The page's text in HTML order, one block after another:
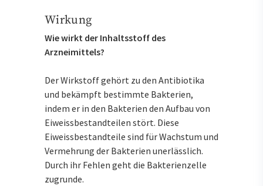
Wirkung
Wie wirkt der Inhaltsstoff des
Arzneimittels?
Der Wirkstoff gehört zu den Antibiotika
und bekämpft bestimmte Bakterien,
indem er in den Bakterien den Aufbau von
Eiweissbestandteilen stört. Diese
Eiweissbestandteile sind für Wachstum und
Vermehrung der Bakterien unerlässlich.
Durch ihr Fehlen geht die Bakterienzelle
zugrunde.